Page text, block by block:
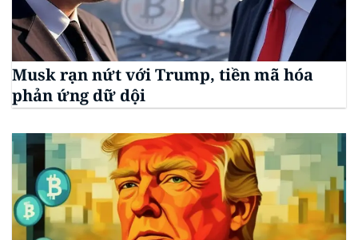
Musk rạn nứt với Trump, tiền mã hóa
phản ứng dữ dội